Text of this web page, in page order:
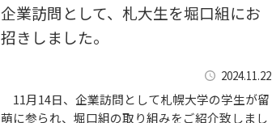
企業訪問として、札大生を堀口組にお
招きしました。
2024.11.22
11月14日、企業訪問として札幌大学の学生が留
萌に参られ、堀口組の取り組みをご紹介致しまし